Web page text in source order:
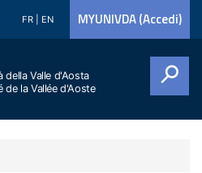
FR EN MYUNIVDA (Accedi)
della Valle d'Aosta
de la Vallée d'Aoste